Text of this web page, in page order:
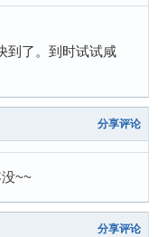
到了。到时试试咸
分享评论
~~
分享评论